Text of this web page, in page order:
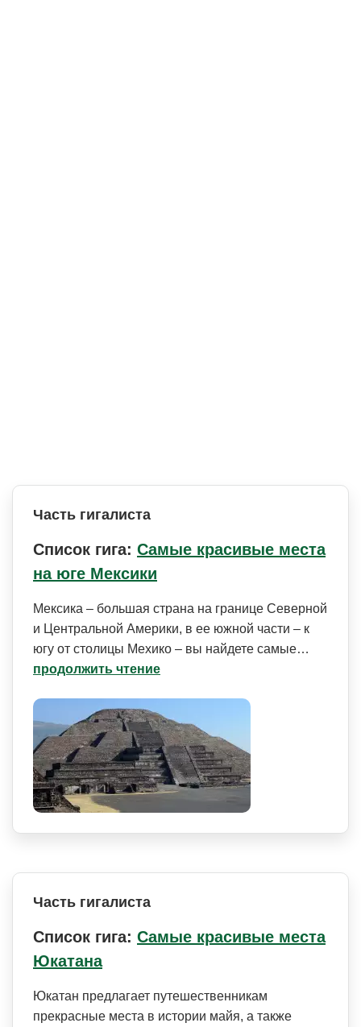
Часть гигалиста
Список гига: Самые красивые места
на юге Мексики
Мексика – большая страна на границе Северной
и Центральной Америки, в ее южной части – к
югу от столицы Мехико – вы найдете самые…
продолжить чтение
Часть гигалиста
Список гига: Самые красивые места
Юкатана
Юкатан предлагает путешественникам
прекрасные места в истории майя, а также